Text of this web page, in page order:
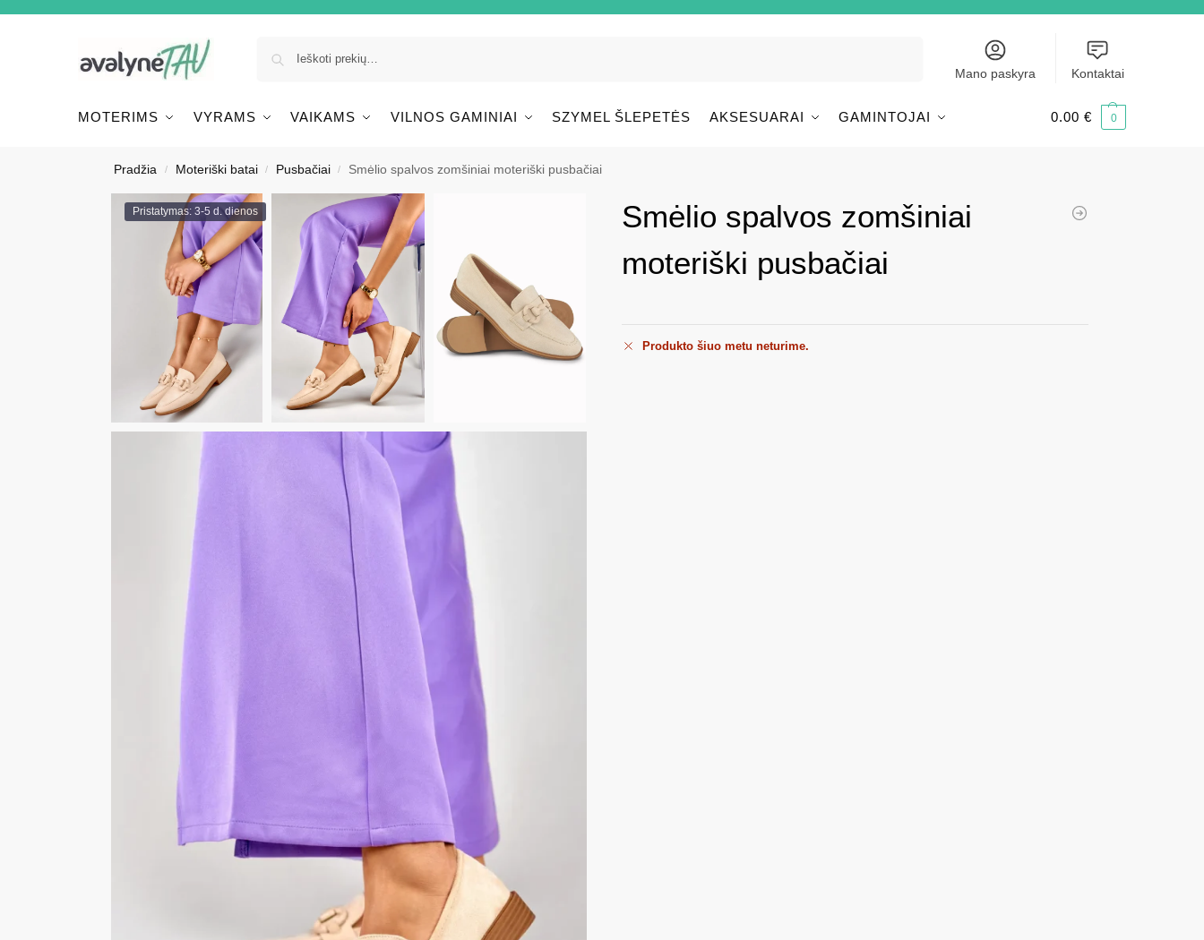
Mano paskyra Kontaktai
MOTERIMS VYRAMS VAIKAMS VILNOS GAMINIAI SZYMEL ŠLEPETĖS AKSESUARAI GAMINTOJAI 0.00 € 0
Pradžia / Moteriški batai / Pusbačiai / Smėlio spalvos zomšiniai moteriški pusbačiai
Pristatymas: 3-5 d. dienos
Smėlio spalvos zomšiniai
moteriški pusbačiai
Produkto šiuo metu neturime.